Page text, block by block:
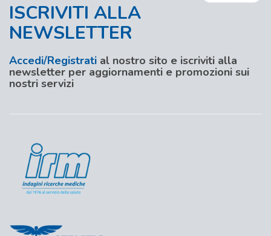
ISCRIVITI ALLA
NEWSLETTER
Accedi/Registrati al nostro sito e iscriviti alla
newsletter per aggiornamenti e promozioni sui
nostri servizi